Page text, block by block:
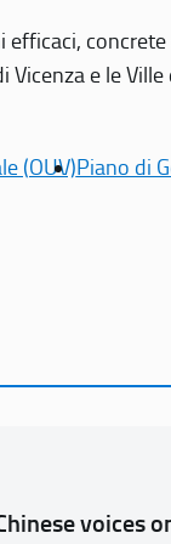
e le
(OUV)Piano di
voices